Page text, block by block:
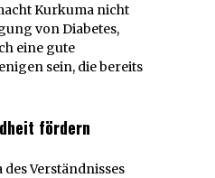
Kurkuma nicht
von Diabetes,
eine gute
sein, die bereits
fördern
Verständnisses